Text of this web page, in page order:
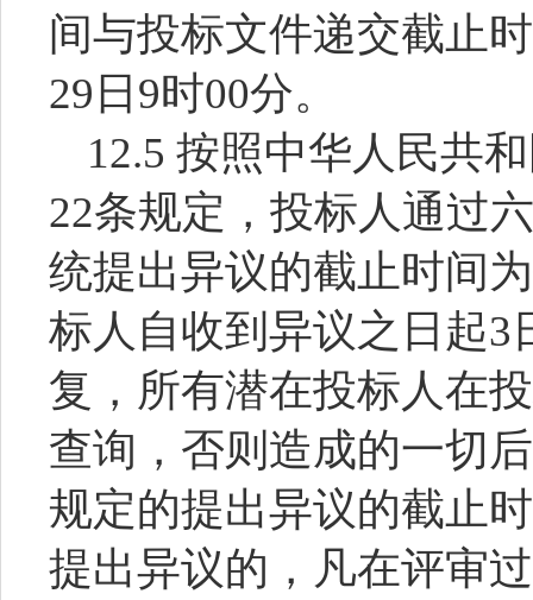
间与投标文件递交截止
29日9时00分。
12.5 按照中华人民共
22条规定，投标人通过
统提出异议的截止时间
标人自收到异议之日起3
复，所有潜在投标人在
查询，否则造成的一切
规定的提出异议的截止
提出异议的，凡在评审